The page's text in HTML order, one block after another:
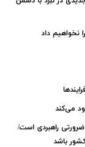
نخواهیم داد
می‌کند
راهبردی است/
باشد